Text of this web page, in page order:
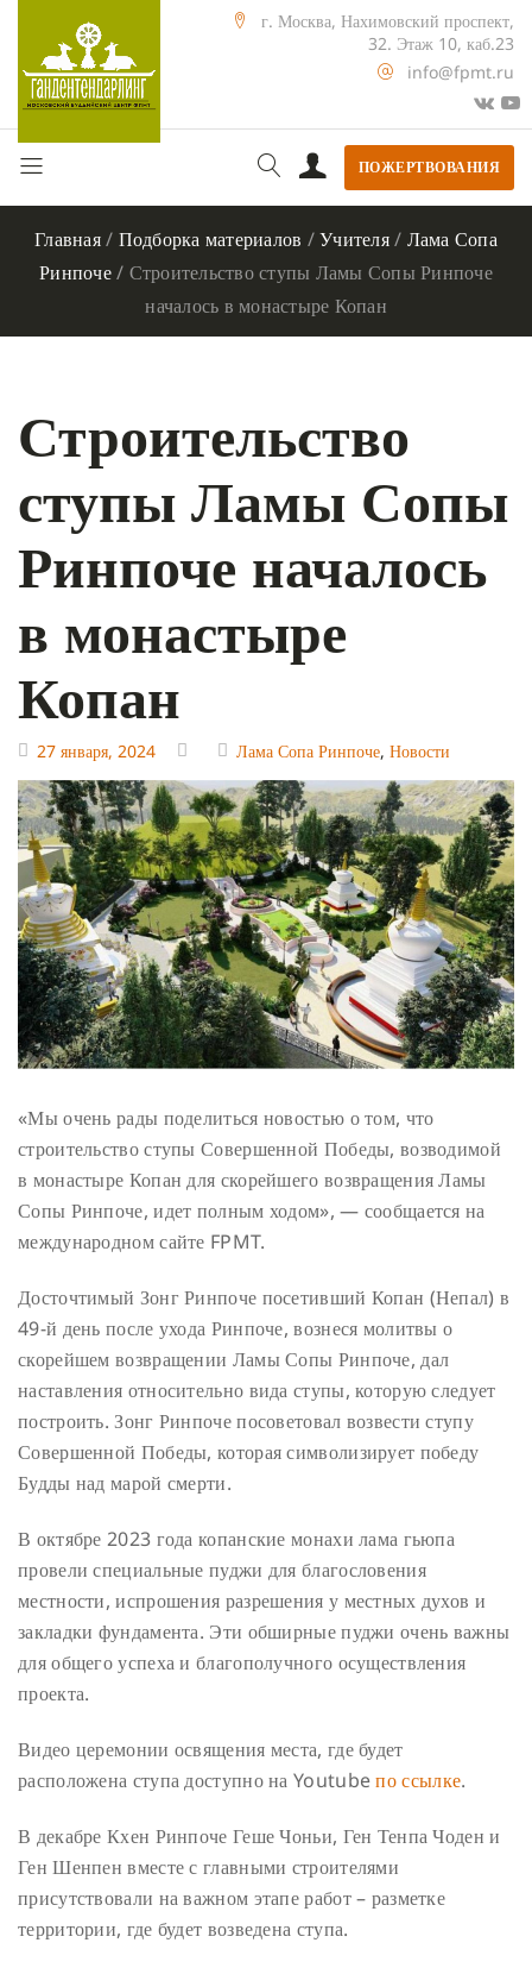
г. Москва, Нахимовский проспект,
32. Этаж 10, каб.23
info@fpmt.ru
ПОЖЕРТВОВАНИЯ
Главная/ Подборка материалов /Учителя/ Лама Сопа
Ринпоче/ Строительство ступы Ламы Сопы Ринпоче
началось в монастыре Копан
Строительство
ступы Ламы Сопы
Ринпоче началось
в монастыре
Копан
27 января, 2024 Лама Сопа Ринпоче, Новости
«Мы очень рады поделиться новостью о том, что
строительство ступы Совершенной Победы, возводимой
в монастыре Копан для скорейшего возвращения Ламы
Сопы Ринпоче, идет полным ходом», — сообщается на
международном сайте FPMT.
Досточтимый Зонг Ринпоче посетивший Копан (Непал) в
49-й день после ухода Ринпоче, вознеся молитвы о
скорейшем возвращении Ламы Сопы Ринпоче, дал
наставления относительно вида ступы, которую следует
построить. Зонг Ринпоче посоветовал возвести ступу
Совершенной Победы, которая символизирует победу
Будды над марой смерти.
В октябре 2023 года копанские монахи лама гьюпа
провели специальные пуджи для благословения
местности, испрошения разрешения у местных духов и
закладки фундамента. Эти обширные пуджи очень важны
для общего успеха и благополучного осуществления
проекта.
Видео церемонии освящения места, где будет
расположена ступа доступно на Youtubeпо ссылке.
В декабре Кхен Ринпоче Геше Чоньи, Ген Тенпа Чоден и
Ген Шенпен вместе с главными строителями
присутствовали на важном этапе работ – разметке
территории, где будет возведена ступа.